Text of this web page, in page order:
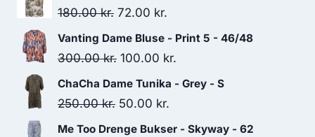
180.00kr. Original
price
was:
72.00 kr.
price
is:
Vanting Dame Bluse - Print 5 - 46/48
300.00kr. Original
price
was:
100.00 kr.
price
ChaCha Dame Tunika - Grey - S
250.00kr. Original
price
50.00 kr.
price
Me Too Drenge Bukser - Skyway - 62